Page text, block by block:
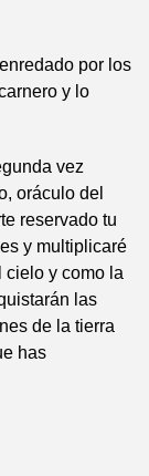
por los
y lo
vez
oráculo del
reservado tu
y multiplicaré
cielo y como la
las
de la tierra
has